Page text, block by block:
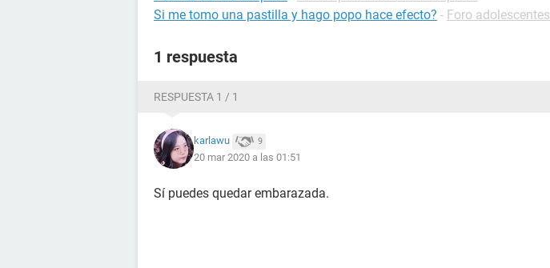
Si me tomo una pastilla y hago popo hace efecto? - Foro adolescentes
1 respuesta
RESPUESTA 1 / 1
karlawu 9
20 mar 2020 a las 01:51
Sí puedes quedar embarazada.